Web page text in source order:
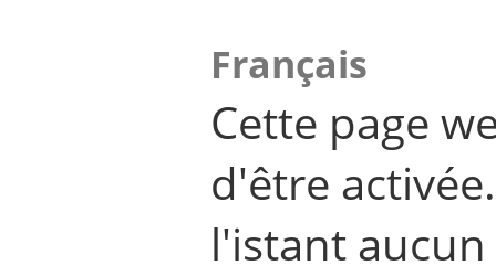
Français
Cette page
d'être
l'istant